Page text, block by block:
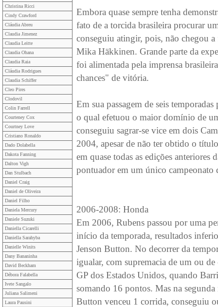
Christina Ricci
Cindy Crawford
Cláudia Abreu
Claudia Jimenez
Claudia Leitte
Claudia Ohana
Claudia Raia
Cláudia Rodrigues
Claudia Schiffer
Cleo Pires
Clodovil
Colin Farrell
Courteney Cox
Courtney Love
Cristiano Ronaldo
Dado Dolabella
Dakota Fanning
Dalton Vigh
Dan Stulbach
Daniel Craig
Daniel de Oliveira
Daniel Filho
Daniela Mercury
Daniele Suzuki
Daniella Cicarelli
Daniella Sarahyba
Danielle Winits
Dany Bananinha
David Beckham
Débora Falabella
Ivete Sangalo
Juliana Salimeni
Laura Pausini
Embora quase sempre tenha
fato de a torcida brasileira procurar
conseguiu atingir, pois, não chegou
Mika Häkkinen. Grande parte da
foi alimentada pela imprensa
chances" de vitória.
Em sua passagem de seis
o qual efetuou o maior domínio de
conseguiu sagrar-se vice em dois
2004, apesar de não ter obtido o
em quase todas as edições
pontuador em um único campeonato
2006-2008: Honda
Em 2006, Rubens passou por uma
início da temporada, resultados
Jenson Button. No decorrer da
igualar, com supremacia de um ou
GP dos Estados Unidos, quando
somando 16 pontos. Mas na
Button venceu 1 corrida, conseguiu